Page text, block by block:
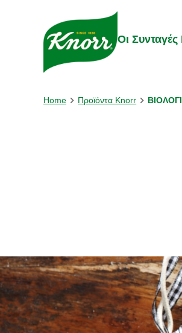
Skip to:
Οι
Home Προϊόντα Knorr